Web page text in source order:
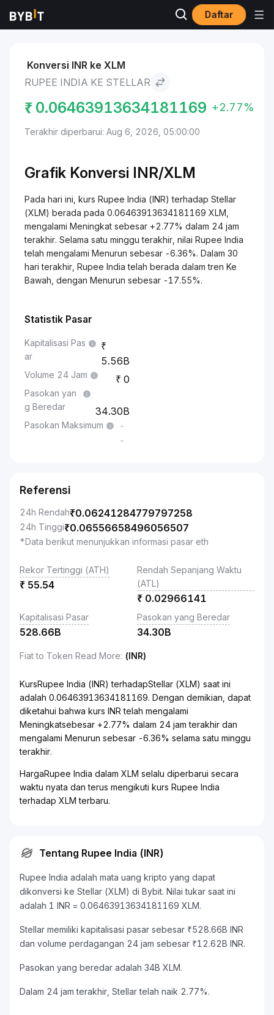
Daftar
Pasar Rupee India to Stellar
Konversi INR ke XLM
RUPEE INDIA KE STELLAR
₹ 0.06463913634181169 +2.77%
Terakhir diperbarui: Aug 6, 2026, 05:00:00
Grafik Konversi INR/XLM
Pada hari ini, kurs Rupee India (INR) terhadap Stellar
(XLM) berada pada 0.06463913634181169 XLM,
mengalami Meningkat sebesar +2.77% dalam 24 jam
terakhir. Selama satu minggu terakhir, nilai Rupee India
telah mengalami Menurun sebesar -6.36%. Dalam 30
hari terakhir, Rupee India telah berada dalam tren Ke
Bawah, dengan Menurun sebesar -17.55%.
Statistik Pasar
Kapitalisasi Pas
ar
5.56B
Volume 24 Jam 0
Pasokan yan
g Beredar
34.30B
Pasokan Maksimum
-
-
Referensi
24h Rendah₹0.06241284779797258
24h Tinggi₹0.06556658496056507
*Data berikut menunjukkan informasi pasar eth
Rekor Tertinggi (ATH)
₹ 55.54
Rendah Sepanjang Waktu
(ATL)
₹ 0.02966141
Kapitalisasi Pasar
528.66B
Pasokan yang Beredar
34.30B
Fiat to Token Read More: (INR)
KursRupee India (INR) terhadapStellar (XLM) saat ini
adalah 0.06463913634181169. Dengan demikian, dapat
diketahui bahwa kurs INR telah mengalami
Meningkatsebesar +2.77% dalam 24 jam terakhir dan
mengalami Menurun sebesar -6.36% selama satu minggu
terakhir.
HargaRupee India dalam XLM selalu diperbarui secara
waktu nyata dan terus mengikuti kurs Rupee India
terhadap XLM terbaru.
Tentang Rupee India (INR)
Rupee India adalah mata uang kripto yang dapat
dikonversi ke Stellar (XLM) di Bybit. Nilai tukar saat ini
adalah 1 INR = 0.06463913634181169 XLM.
Stellar memiliki kapitalisasi pasar sebesar ₹528.66B INR
dan volume perdagangan 24 jam sebesar ₹12.62B INR.
Pasokan yang beredar adalah 34B XLM.
Dalam 24 jam terakhir, Stellar telah naik 2.77%.